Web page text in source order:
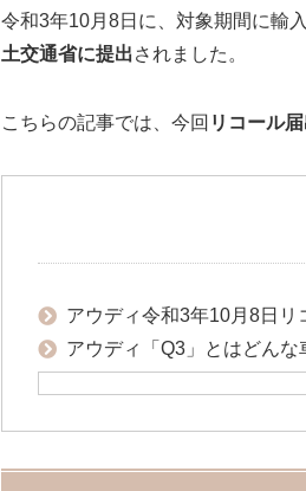
令和3年10月8日に、対象期間に輸
土交通省に提出されました。
こちらの記事では、今回 リコール
アウディ令和3年10月8日リ
アウディ「Q3」とはどんな